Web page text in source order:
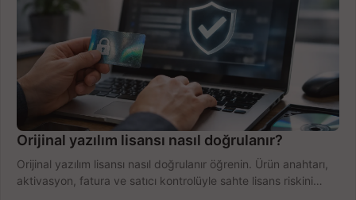
Orijinal yazılım lisansı nasıl doğrulanır?
Orijinal yazılım lisansı nasıl doğrulanır öğrenin. Ürün anahtarı,
aktivasyon, fatura ve satıcı kontrolüyle sahte lisans riskini